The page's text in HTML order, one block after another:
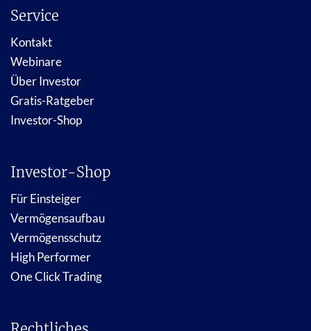
Service
Kontakt
Webinare
Über Investor
Gratis-Ratgeber
Investor-Shop
Investor-Shop
Für Einsteiger
Vermögensaufbau
Vermögensschutz
High Performer
One Click Trading